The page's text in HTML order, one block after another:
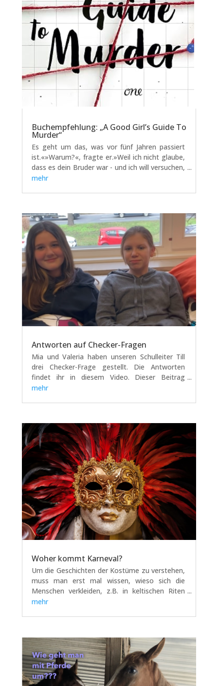
Buchempfehlung: „A Good Girl’s Guide To
Murder“
Es geht um das, was vor fünf Jahren passiert
ist.«»Warum?«, fragte er.»Weil ich nicht glaube,
dass es dein Bruder war - und ich will versuchen,
es zu beweisen.«„A Good Girl’s Guide To
mehr
Antworten auf Checker-Fragen
Mia und Valeria haben unseren Schulleiter Till
drei Checker-Frage gestellt. Die Antworten
findet ihr in diesem Video. Dieser Beitrag
entstand im Projekt "Schülerblog" in der
mehr
Woher kommt Karneval?
Um die Geschichten der Kostüme zu verstehen,
muss man erst mal wissen, wieso sich die
Menschen verkleiden, z.B. in keltischen Riten
wurden Verkleidungen genutzt, um den Winter
mehr